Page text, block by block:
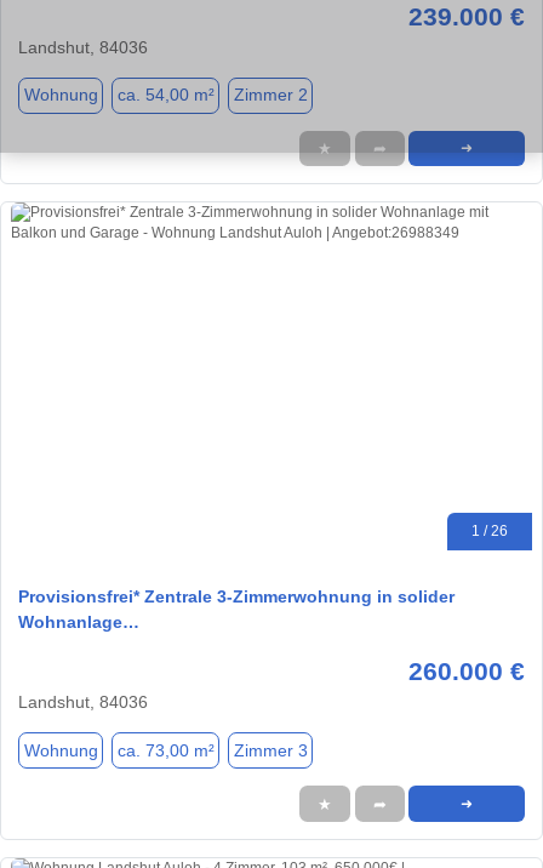
239.000 €
Landshut, 84036
Wohnung ca. 54,00 m² Zimmer 2
★ ➦ ➜
1 / 26
Provisionsfrei* Zentrale 3-Zimmerwohnung in solider
Wohnanlage…
260.000 €
Landshut, 84036
Wohnung ca. 73,00 m² Zimmer 3
★ ➦ ➜